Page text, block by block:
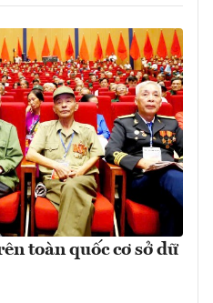
toàn quốc cơ sở dữ